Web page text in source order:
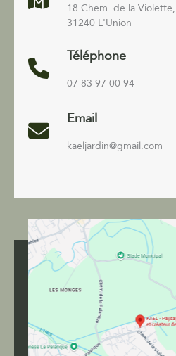
18 Chem. de la Violette,
31240 L'Union
Téléphone
07 83 97 00 94
Email
kaeljardin@gmail.com